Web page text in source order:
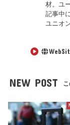
材。ユ
記事中
ユニオ
NEW POST